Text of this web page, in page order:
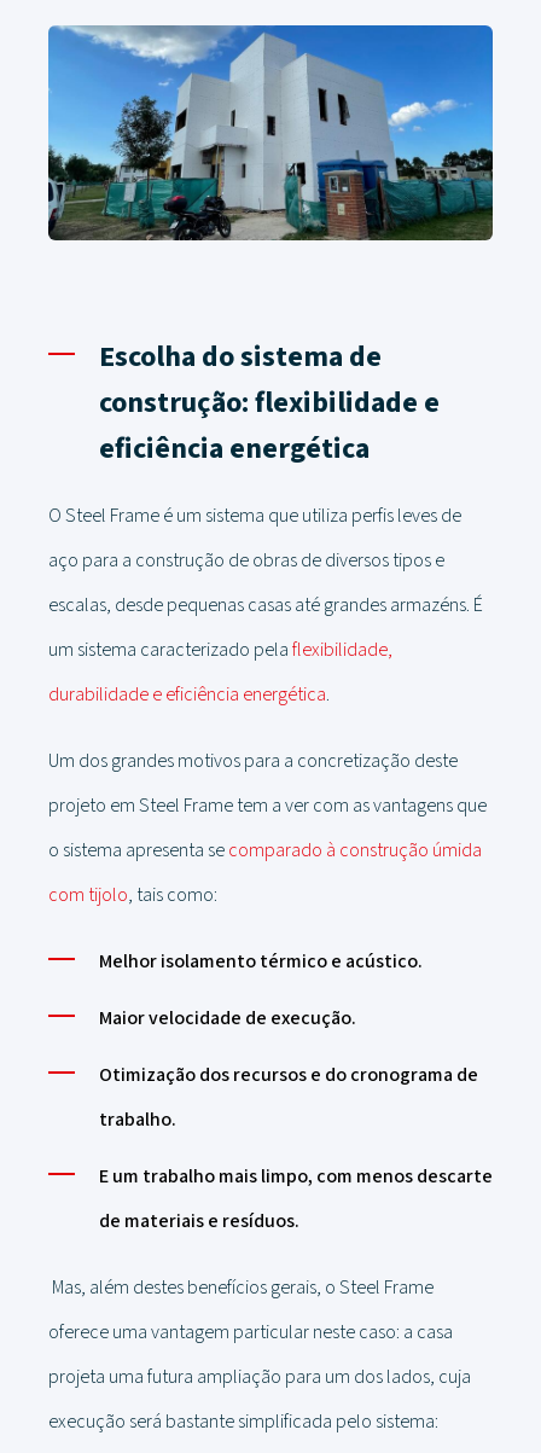
Escolha do sistema de
construção: flexibilidade e
eficiência energética
O Steel Frame é um sistema que utiliza perfis leves de
aço para a construção de obras de diversos tipos e
escalas, desde pequenas casas até grandes armazéns. É
um sistema caracterizado pelaflexibilidade,
durabilidade e eficiência energética.
Um dos grandes motivos para a concretização deste
projeto em Steel Frame tem a ver com as vantagens que
o sistema apresenta secomparado à construção úmida
com tijolo, tais como:
Melhor isolamento térmico e acústico.
Maior velocidade de execução.
Otimização dos recursos e do cronograma de
trabalho.
E um trabalho mais limpo, com menos descarte
de materiais e resíduos.
Mas, além destes benefícios gerais, o Steel Frame
oferece uma vantagem particular neste caso: a casa
projeta uma futura ampliação para um dos lados, cuja
execução será bastante simplificada pelo sistema: